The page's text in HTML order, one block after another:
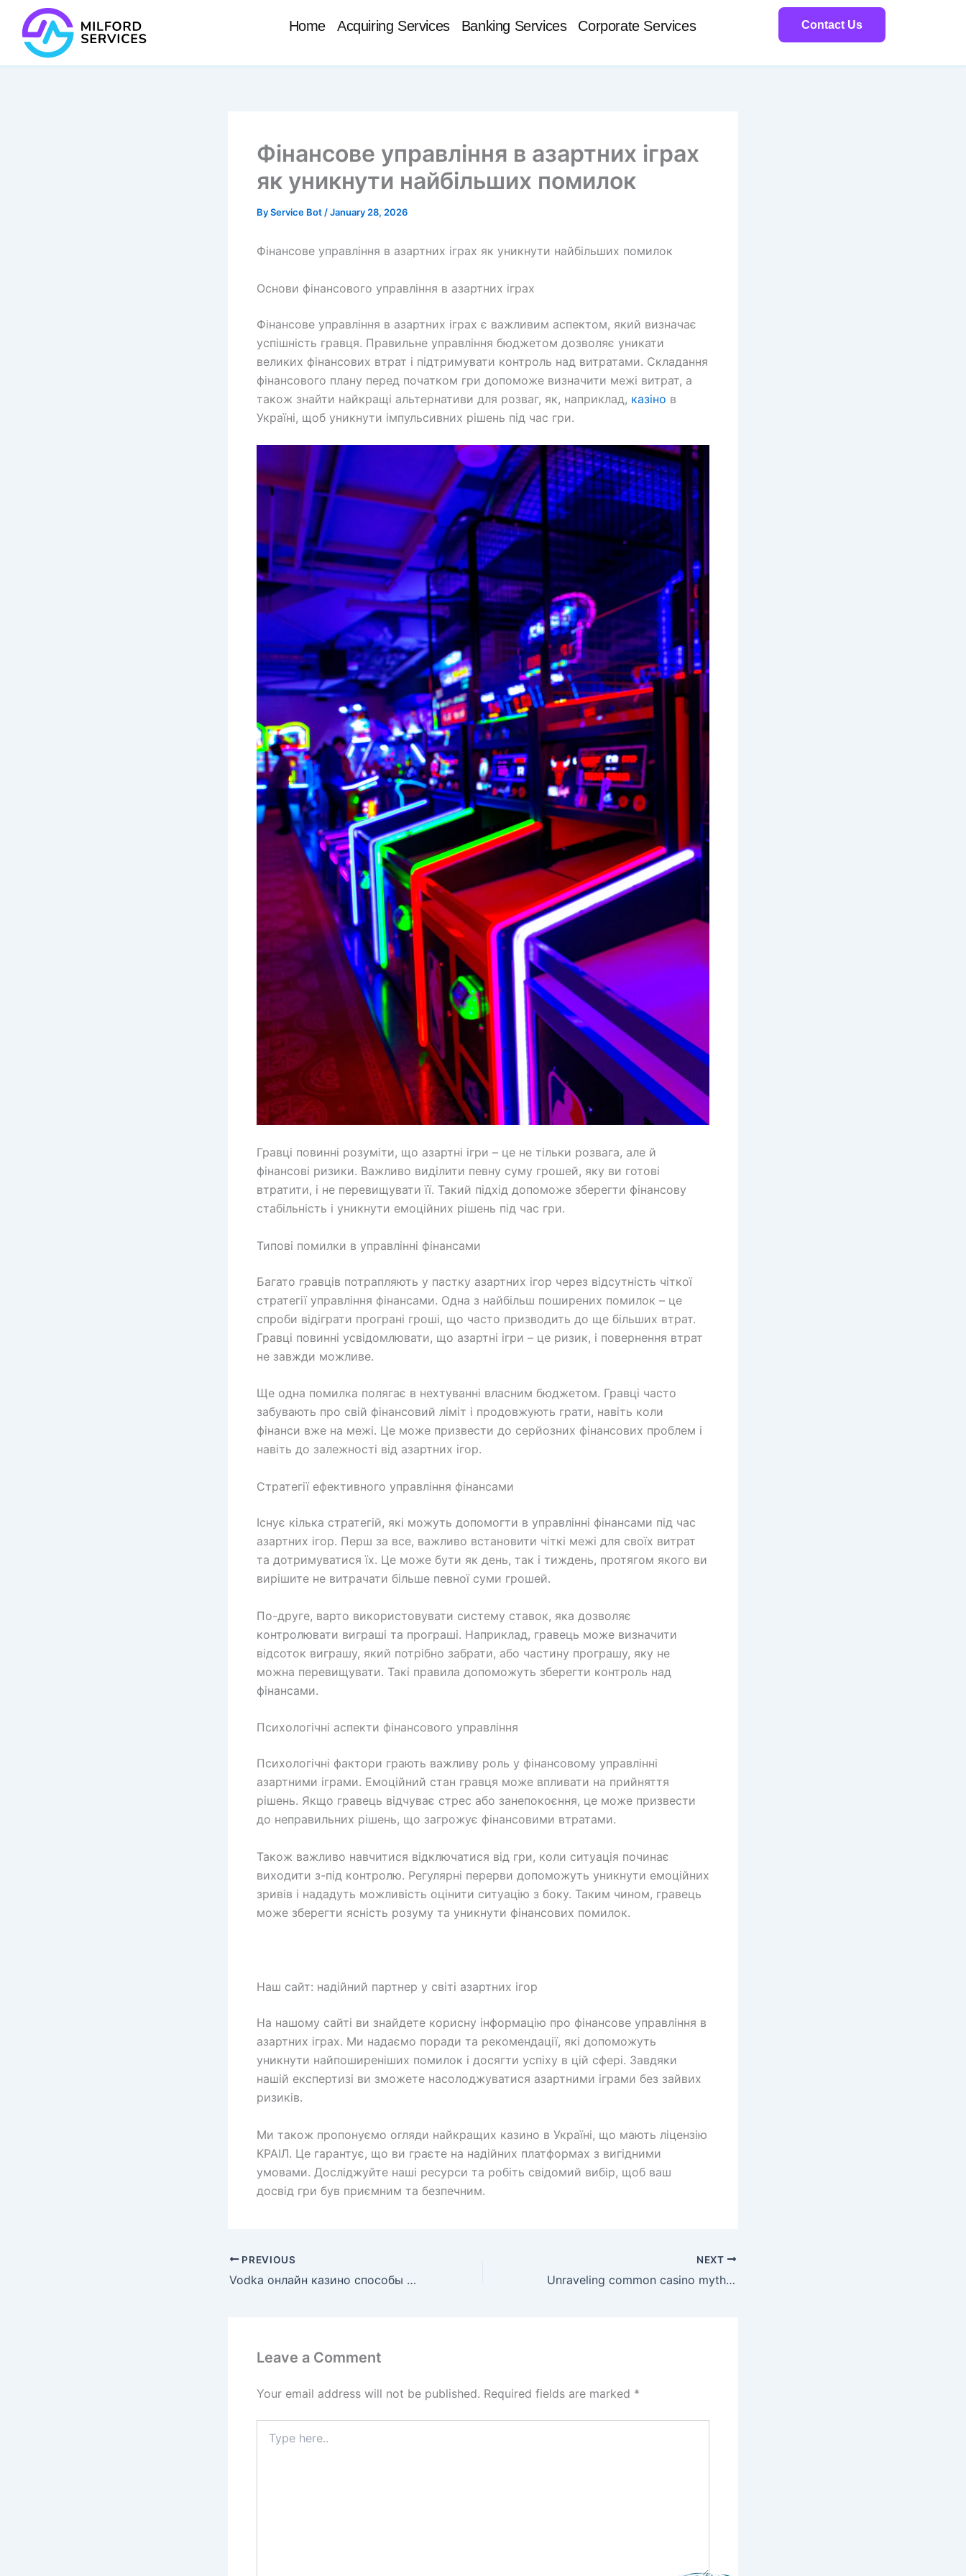
content
Home Acquiring Services Banking Services Corporate Services Contact Us
Фінансове управління в азартних іграх
як уникнути найбільших помилок
ByService Bot /January 28, 2026
Фінансове управління в азартних іграх як уникнути найбільших помилок
Основи фінансового управління в азартних іграх
Фінансове управління в азартних іграх є важливим аспектом, який визначає
успішність гравця. Правильне управління бюджетом дозволяє уникати
великих фінансових втрат і підтримувати контроль над витратами. Складання
фінансового плану перед початком гри допоможе визначити межі витрат, а
також знайти найкращі альтернативи для розваг, як, наприклад, казіно в
Україні, щоб уникнути імпульсивних рішень під час гри.
Гравці повинні розуміти, що азартні ігри – це не тільки розвага, але й
фінансові ризики. Важливо виділити певну суму грошей, яку ви готові
втратити, і не перевищувати її. Такий підхід допоможе зберегти фінансову
стабільність і уникнути емоційних рішень під час гри.
Типові помилки в управлінні фінансами
Багато гравців потрапляють у пастку азартних ігор через відсутність чіткої
стратегії управління фінансами. Одна з найбільш поширених помилок – це
спроби відіграти програні гроші, що часто призводить до ще більших втрат.
Гравці повинні усвідомлювати, що азартні ігри – це ризик, і повернення втрат
не завжди можливе.
Ще одна помилка полягає в нехтуванні власним бюджетом. Гравці часто
забувають про свій фінансовий ліміт і продовжують грати, навіть коли
фінанси вже на межі. Це може призвести до серйозних фінансових проблем і
навіть до залежності від азартних ігор.
Стратегії ефективного управління фінансами
Існує кілька стратегій, які можуть допомогти в управлінні фінансами під час
азартних ігор. Перш за все, важливо встановити чіткі межі для своїх витрат
та дотримуватися їх. Це може бути як день, так і тиждень, протягом якого ви
вирішите не витрачати більше певної суми грошей.
По-друге, варто використовувати систему ставок, яка дозволяє
контролювати виграші та програші. Наприклад, гравець може визначити
відсоток виграшу, який потрібно забрати, або частину програшу, яку не
можна перевищувати. Такі правила допоможуть зберегти контроль над
фінансами.
Психологічні аспекти фінансового управління
Психологічні фактори грають важливу роль у фінансовому управлінні
азартними іграми. Емоційний стан гравця може впливати на прийняття
рішень. Якщо гравець відчуває стрес або занепокоєння, це може призвести
до неправильних рішень, що загрожує фінансовими втратами.
Також важливо навчитися відключатися від гри, коли ситуація починає
виходити з-під контролю. Регулярні перерви допоможуть уникнути емоційних
зривів і нададуть можливість оцінити ситуацію з боку. Таким чином, гравець
може зберегти ясність розуму та уникнути фінансових помилок.
Наш сайт: надійний партнер у світі азартних ігор
На нашому сайті ви знайдете корисну інформацію про фінансове управління в
азартних іграх. Ми надаємо поради та рекомендації, які допоможуть
уникнути найпоширеніших помилок і досягти успіху в цій сфері. Завдяки
нашій експертизі ви зможете насолоджуватися азартними іграми без зайвих
ризиків.
Ми також пропонуємо огляди найкращих казино в Україні, що мають ліцензію
КРАІЛ. Це гарантує, що ви граєте на надійних платформах з вигідними
умовами. Досліджуйте наші ресурси та робіть свідомий вибір, щоб ваш
досвід гри був приємним та безпечним.
PREVIOUS
Vodka онлайн казино способы оплаты.868
NEXT
Unraveling common casino myths What you really need to know
Leave a Comment
Your email address will not be published. Required fields are marked *
here..